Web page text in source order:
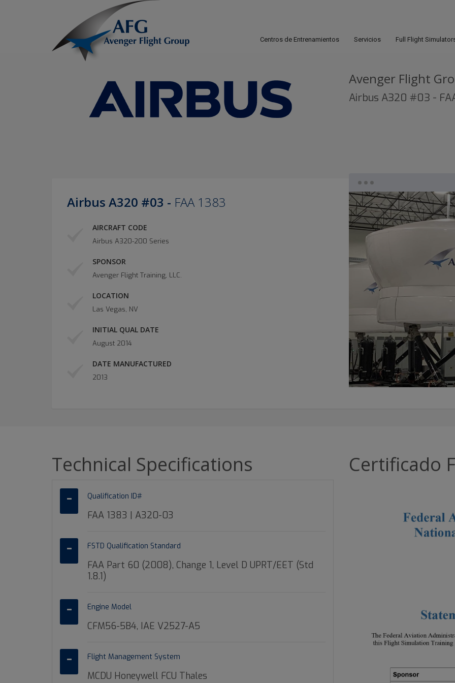
Centros de Entrenamientos Servicios Full Flight
Avenger Flight
Airbus A320 #03 -
Airbus A320 #03 - FAA 1383
AIRCRAFT CODE
Airbus A320-200 Series
SPONSOR
Avenger Flight Training, LLC.
LOCATION
Las Vegas, NV
INITIAL QUAL DATE
August 2014
DATE MANUFACTURED
2013
Technical Specifications
Qualification ID#
FAA 1383 | A320-03
FSTD Qualification Standard
FAA Part 60 (2008), Change 1, Level D UPRT/EET (Std
1.8.1)
Engine Model
CFM56-5B4, IAE V2527-A5
Flight Management System
MCDU Honeywell FCU Thales
Certificado